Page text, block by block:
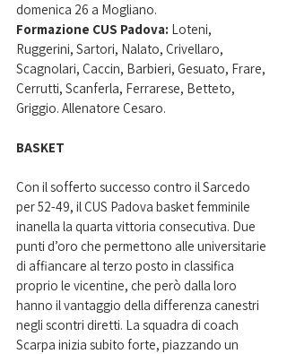
domenica 26 a Mogliano.
Formazione CUS Padova: Loteni,
Ruggerini, Sartori, Nalato, Crivellaro,
Scagnolari, Caccin, Barbieri, Gesuato, Frare,
Cerrutti, Scanferla, Ferrarese, Betteto,
Griggio. Allenatore Cesaro.
BASKET
Con il sofferto successo contro il Sarcedo
per 52-49, il CUS Padova basket femminile
inanella la quarta vittoria consecutiva. Due
punti d’oro che permettono alle universitarie
di affiancare al terzo posto in classifica
proprio le vicentine, che però dalla loro
hanno il vantaggio della differenza canestri
negli scontri diretti. La squadra di coach
Scarpa inizia subito forte, piazzando un